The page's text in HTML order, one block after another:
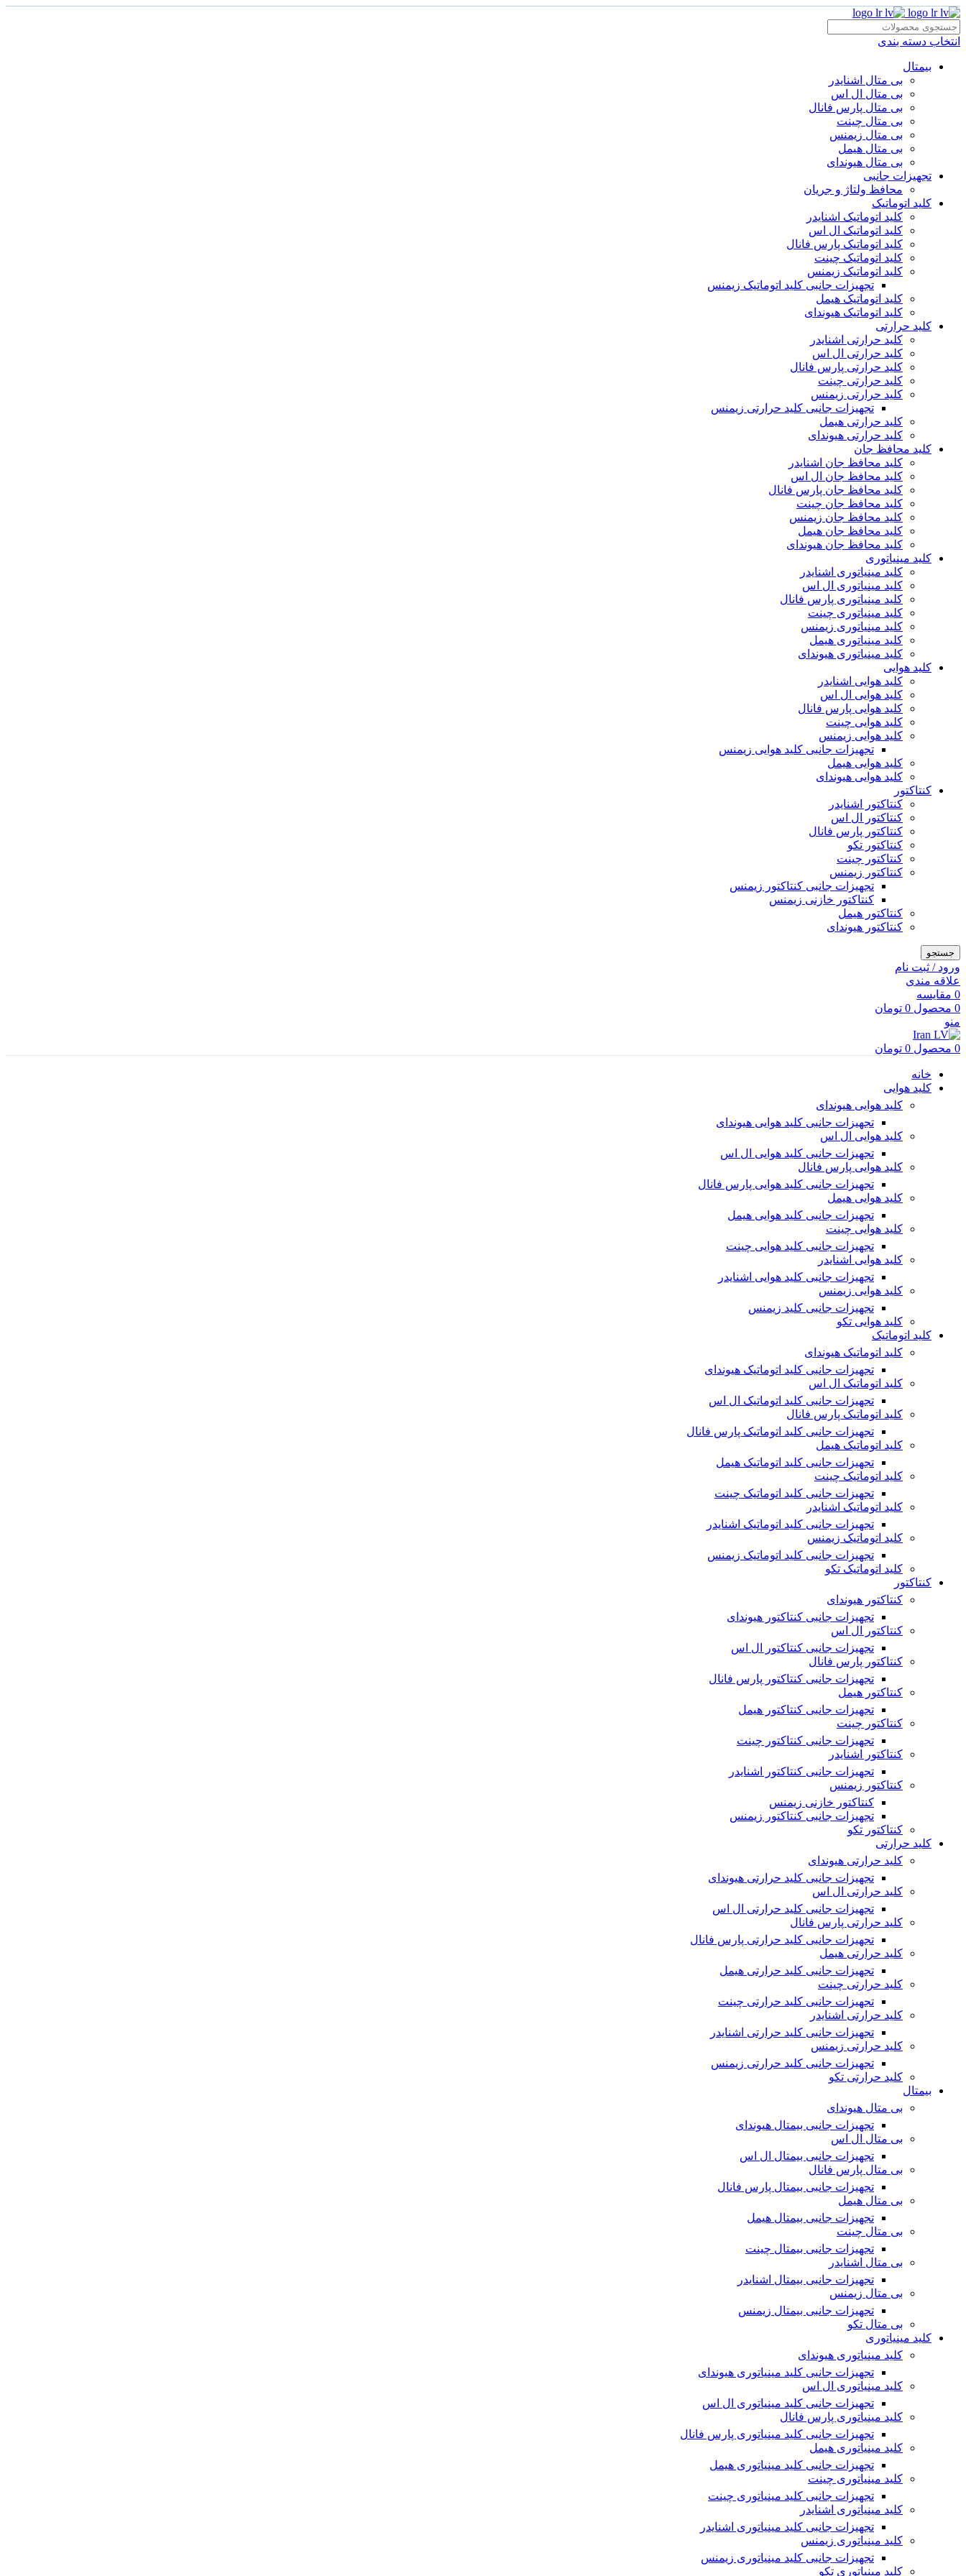
انتخاب دسته بندی
بیمتال
بی متال اشنایدر
بی متال ال اس
بی متال پارس فانال
بی متال چینت
بی متال زیمنس
بی متال هیمل
بی متال هیوندای
تجهیزات جانبی
محافظ ولتاژ و‌ جریان
کلید اتوماتیک
کلید اتوماتیک اشنایدر
کلید اتوماتیک ال اس
کلید اتوماتیک پارس فانال
کلید اتوماتیک چینت
کلید اتوماتیک زیمنس
تجهیزات جانبی کلید اتوماتیک زیمنس
کلید اتوماتیک هیمل
کلید اتوماتیک هیوندای
کلید حرارتی
کلید حرارتی اشنایدر
کلید حرارتی ال اس
کلید حرارتی پارس فانال
کلید حرارتی چینت
کلید حرارتی زیمنس
تجهیزات جانبی کلید حرارتی زیمنس
کلید حرارتی هیمل
کلید حرارتی هیوندای
کلید محافظ جان
کلید محافظ جان اشنایدر
کلید محافظ جان ال اس
کلید محافظ جان پارس فانال
کلید محافظ جان چینت
کلید محافظ جان زیمنس
کلید محافظ جان هیمل
کلید محافظ جان هیوندای
کلید مینیاتوری
کلید مینیاتوری اشنایدر
کلید مینیاتوری ال اس
کلید مینیاتوری پارس فانال
کلید مینیاتوری چینت
کلید مینیاتوری زیمنس
کلید مینیاتوری هیمل
کلید مینیاتوری هیوندای
کلید هوایی
کلید هوایی اشنایدر
کلید هوایی ال اس
کلید هوایی پارس فانال
کلید هوایی چینت
کلید هوایی زیمنس
تجهیزات جانبی کلید هوایی زیمنس
کلید هوایی هیمل
کلید هوایی هیوندای
کنتاکتور
کنتاکتور اشنایدر
کنتاکتور ال اس
کنتاکتور پارس فانال
کنتاکتور تکو
کنتاکتور چینت
کنتاکتور زیمنس
تجهیزات جانبی کنتاکتور زیمنس
کنتاکتور خازنی زیمنس
کنتاکتور هیمل
کنتاکتور هیوندای
جستجو
ورود / ثبت نام
علاقه مندی
0 مقایسه
0 محصول 0 تومان
منو
0 محصول 0 تومان
خانه
کلید هوایی
کلید هوایی هیوندای
تجهیزات جانبی کلید هوایی هیوندای
کلید هوایی ال اس
تجهیزات جانبی کلید هوایی ال اس
کلید هوایی پارس فانال
تجهیزات جانبی کلید هوایی پارس فانال
کلید هوایی هیمل
تجهیزات جانبی کلید هوایی هیمل
کلید هوایی چینت
تجهیزات جانبی کلید هوایی چینت
کلید هوایی اشنایدر
تجهیزات جانبی کلید هوایی اشنایدر
کلید هوایی زیمنس
تجهیزات جانبی کلید زیمنس
کلید هوایی تکو
کلید اتوماتیک
کلید اتوماتیک هیوندای
تجهیزات جانبی کلید اتوماتیک هیوندای
کلید اتوماتیک ال اس
تجهیزات جانبی کلید اتوماتیک ال اس
کلید اتوماتیک پارس فانال
تجهیزات جانبی کلید اتوماتیک پارس فانال
کلید اتوماتیک هیمل
تجهیزات جانبی کلید اتوماتیک هیمل
کلید اتوماتیک چینت
تجهیزات جانبی کلید اتوماتیک چینت
کلید اتوماتیک اشنایدر
تجهیزات جانبی کلید اتوماتیک اشنایدر
کلید اتوماتیک زیمنس
تجهیزات جانبی کلید اتوماتیک زیمنس
کلید اتوماتیک تکو
کنتاکتور
کنتاکتور هیوندای
تجهیزات جانبی کنتاکتور هیوندای
کنتاکتور ال اس
تجهیزات جانبی کنتاکتور ال اس
کنتاکتور پارس فانال
تجهیزات جانبی کنتاکتور پارس فانال
کنتاکتور هیمل
تجهیزات جانبی کنتاکتور هیمل
کنتاکتور چینت
تجهیزات جانبی کنتاکتور چینت
کنتاکتور اشنایدر
تجهیزات جانبی کنتاکتور اشنایدر
کنتاکتور زیمنس
کنتاکتور خازنی زیمنس
تجهیزات جانبی کنتاکتور زیمنس
کنتاکتور تکو
کلید حرارتی
کلید حرارتی هیوندای
تجهیزات جانبی کلید حرارتی هیوندای
کلید حرارتی ال اس
تجهیزات جانبی کلید حرارتی ال اس
کلید حرارتی پارس فانال
تجهیزات جانبی کلید حرارتی پارس فانال
کلید حرارتی هیمل
تجهیزات جانبی کلید حرارتی هیمل
کلید حرارتی چینت
تجهیزات جانبی کلید حرارتی چینت
کلید حرارتی اشنایدر
تجهیزات جانبی کلید حرارتی اشنایدر
کلید حرارتی زیمنس
تجهیزات جانبی کلید حرارتی زیمنس
کلید حرارتی تکو
بیمتال
بی متال هیوندای
تجهیزات جانبی بیمتال هیوندای
بی متال ال اس
تجهیزات جانبی بیمتال ال اس
بی متال پارس فانال
تجهیزات جانبی بیمتال پارس فانال
بی متال هیمل
تجهیزات جانبی بیمتال هیمل
بی متال چینت
تجهیزات جانبی بیمتال چینت
بی متال اشنایدر
تجهیزات جانبی بیمتال اشنایدر
بی متال زیمنس
تجهیزات جانبی بیمتال زیمنس
بی متال تکو
کلید مینیاتوری
کلید مینیاتوری هیوندای
تجهیزات جانبی کلید مینیاتوری هیوندای
کلید مینیاتوری ال اس
تجهیزات جانبی کلید مینیاتوری ال اس
کلید مینیاتوری پارس فانال
تجهیزات جانبی کلید مینیاتوری پارس فانال
کلید مینیاتوری هیمل
تجهیزات جانبی کلید مینیاتوری هیمل
کلید مینیاتوری چینت
تجهیزات جانبی کلید مینیاتوری چینت
کلید مینیاتوری اشنایدر
تجهیزات جانبی کلید مینیاتوری اشنایدر
کلید مینیاتوری زیمنس
تجهیزات جانبی کلید مینیاتوری زیمنس
کلید مینیاتوری تکو